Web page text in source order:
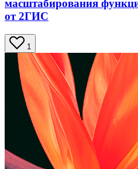
масштабирования
от 2ГИС
1